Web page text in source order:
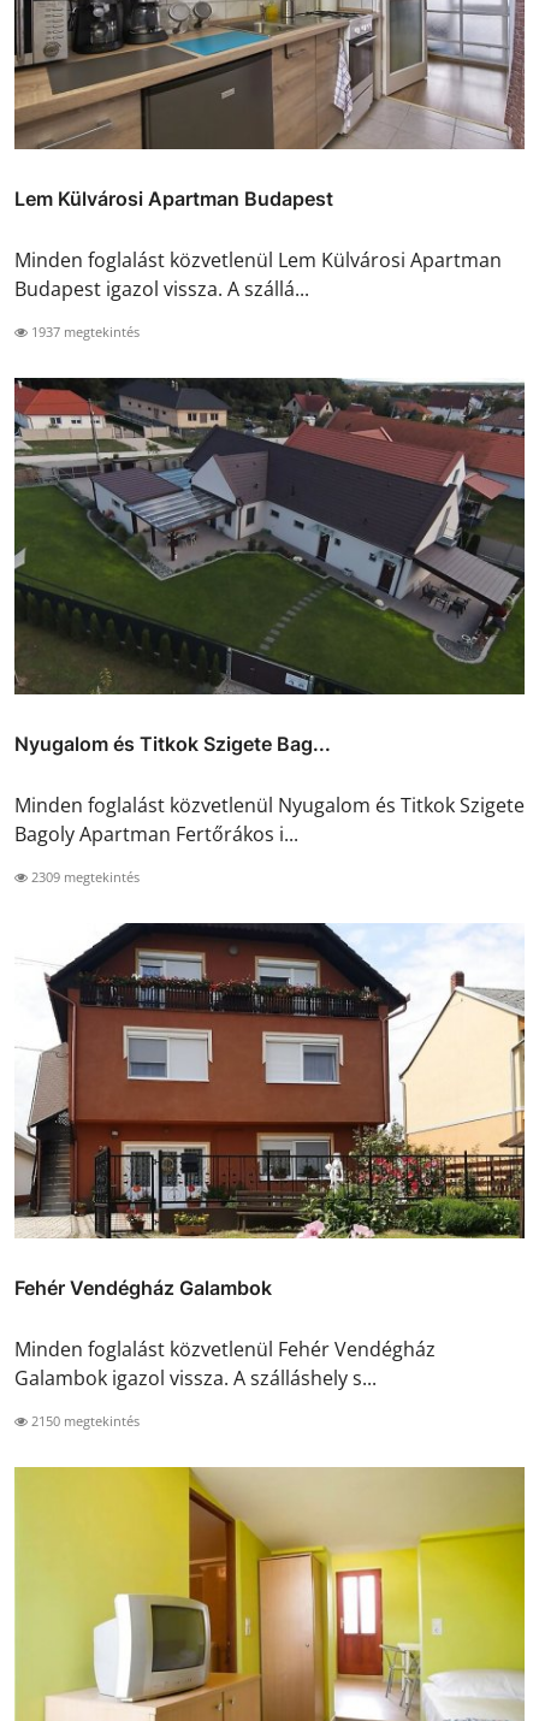
Lem Külvárosi Apartman Budapest
Minden foglalást közvetlenül Lem Külvárosi Apartman
Budapest igazol vissza. A szállá...
1937 megtekintés
Nyugalom és Titkok Szigete Bag...
Minden foglalást közvetlenül Nyugalom és Titkok Szigete
Bagoly Apartman Fertőrákos i...
2309 megtekintés
Fehér Vendégház Galambok
Minden foglalást közvetlenül Fehér Vendégház
Galambok igazol vissza. A szálláshely s...
2150 megtekintés